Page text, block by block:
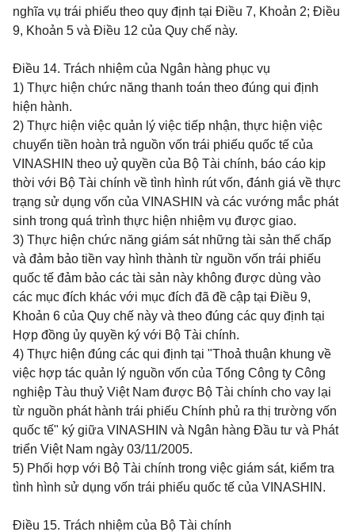
nghĩa vụ trái phiếu theo quy định tại Điều 7, Khoản 2; Điều
9, Khoản 5 và Điều 12 của Quy chế này.
Điều 14. Trách nhiệm của Ngân hàng phục vụ
1) Thực hiện chức năng thanh toán theo đúng qui định
hiện hành.
2) Thực hiện việc quản lý việc tiếp nhận, thực hiện việc
chuyển tiền hoàn trả nguồn vốn trái phiếu quốc tế của
VINASHIN theo uỷ quyền của Bộ Tài chính, báo cáo kịp
thời với Bộ Tài chính về tình hình rút vốn, đánh giá về thực
trạng sử dụng vốn của VINASHIN và các vướng mắc phát
sinh trong quá trình thực hiện nhiệm vụ được giao.
3) Thực hiện chức năng giám sát những tài sản thế chấp
và đảm bảo tiền vay hình thành từ nguồn vốn trái phiếu
quốc tế đảm bảo các tài sản này không được dùng vào
các mục đích khác với mục đích đã đề cập tại Điều 9,
Khoản 6 của Quy chế này và theo đúng các quy định tại
Hợp đồng ủy quyền ký với Bộ Tài chính.
4) Thực hiện đúng các qui định tại "Thoả thuận khung về
việc hợp tác quản lý nguồn vốn của Tổng Công ty Công
nghiệp Tàu thuỷ Việt Nam được Bộ Tài chính cho vay lại
từ nguồn phát hành trái phiếu Chính phủ ra thị trường vốn
quốc tế" ký giữa VINASHIN và Ngân hàng Đầu tư và Phát
triển Việt Nam ngày 03/11/2005.
5) Phối hợp với Bộ Tài chính trong việc giám sát, kiểm tra
tình hình sử dụng vốn trái phiếu quốc tế của VINASHIN.
Điều 15. Trách nhiệm của Bộ Tài chính